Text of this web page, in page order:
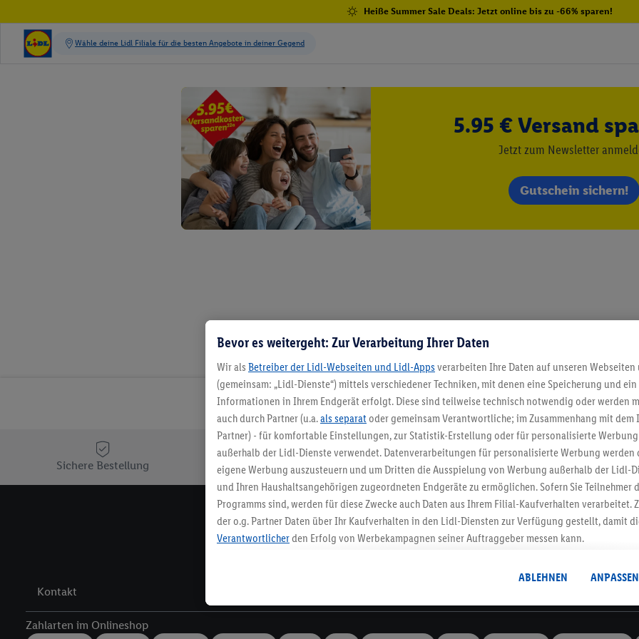
Heiße Summer Sale Deals: Jetzt online bis zu -66% sparen!
5.95 € Versand
Jetzt zum Newsletter
Gutschein sichern!
Lidl-Newsletter
Sichere Bestellung Kostenlose Retoure Rückgabefrist von
Newsletter
Melde dich zum Lidl Newsletter an & sichere dir dein
Kontakt
Zahlarten im Onlineshop
Bevor es weitergeht: Zur Verarbeitung Ihrer Daten
Wir als Betreiber der Lidl-Webseiten und Lidl-Apps verarbeiten Ihre Daten auf unseren Webseiten
(gemeinsam: „Lidl-Dienste“) mittels verschiedener Techniken, mit denen eine Speicherung und
Informationen in Ihrem Endgerät erfolgt. Diese sind teilweise technisch notwendig oder werden
auch durch Partner (u.a.als separat oder gemeinsam Verantwortliche; im Zusammenhang mit dem
Partner) - für komfortable Einstellungen, zur Statistik-Erstellung oder für personalisierte
außerhalb der Lidl-Dienste verwendet. Datenverarbeitungen für personalisierte Werbung werden
eigene Werbung auszusteuern und um Dritten die Ausspielung von Werbung außerhalb der Lidl-
und Ihren Haushaltsangehörigen zugeordneten Endgeräte zu ermöglichen. Sofern Sie Teilnehmer
Programms sind, werden für diese Zwecke auch Daten aus Ihrem Filial-Kaufverhalten verarbeitet.
der o.g. Partner Daten über Ihr Kaufverhalten in den Lidl-Diensten zur Verfügung gestellt, damit
Verantwortlicherden Erfolg von Werbekampagnen seiner Auftraggeber messen kann.
angereicherten Profilen. Dies umfasst die Zusammenführung von Daten (z.B. über Ihre Nutzung
Kaufverhalten in den Lidl-Diensten, Informationen aus Ihrem Kundenkonto - z.B. Alter oder
genauen Standortdaten) auch über verschiedene Endgeräte und Lidl-Dienste hinweg
ABLEHNEN ANPASSEN